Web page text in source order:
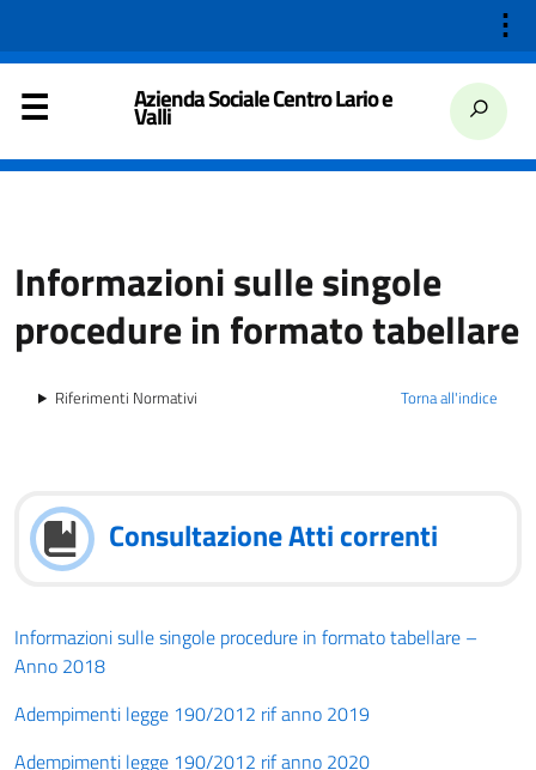
⋮
Azienda Sociale Centro Lario e
Valli
Informazioni sulle singole
procedure in formato tabellare
Torna all'indice
Riferimenti Normativi
Consultazione Atti correnti
Informazioni sulle singole procedure in formato tabellare –
Anno 2018
Adempimenti legge 190/2012 rif anno 2019
Adempimenti legge 190/2012 rif anno 2020